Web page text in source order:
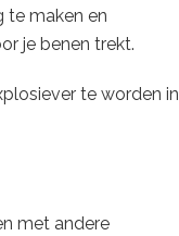
te maken en
je benen trekt.
te worden in
met andere